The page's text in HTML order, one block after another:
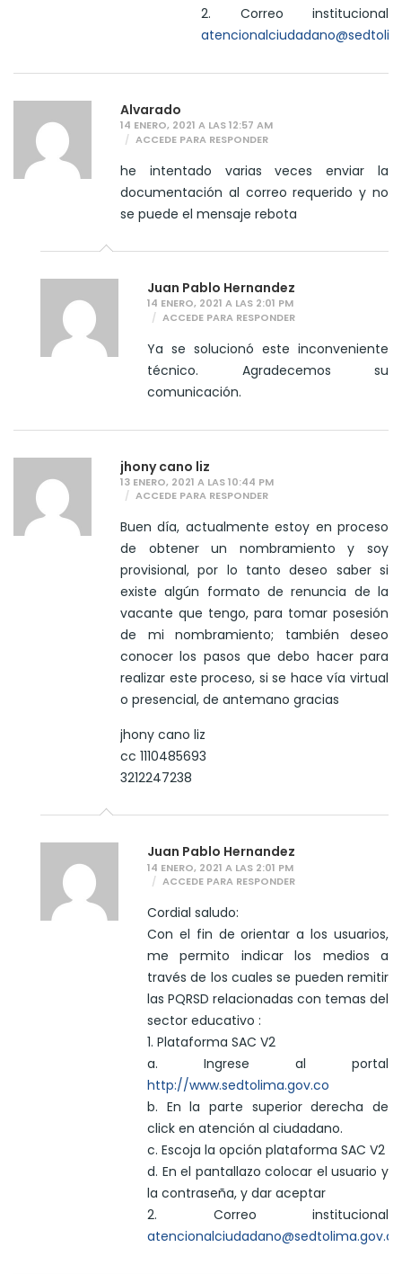
2. Correo institucional
Alvarado
14 ENERO, 2021 A LAS 12:57 AM
ACCEDE PARA RESPONDER
he intentado varias veces enviar la
documentación al correo requerido y no
se puede el mensaje rebota
Juan Pablo Hernandez
14 ENERO, 2021 A LAS 2:01 PM
ACCEDE PARA RESPONDER
Ya se solucionó este inconveniente
técnico. Agradecemos su
comunicación.
jhony cano liz
13 ENERO, 2021 A LAS 10:44 PM
ACCEDE PARA RESPONDER
Buen día, actualmente estoy en proceso
de obtener un nombramiento y soy
provisional, por lo tanto deseo saber si
existe algún formato de renuncia de la
vacante que tengo, para tomar posesión
de mi nombramiento; también deseo
conocer los pasos que debo hacer para
realizar este proceso, si se hace vía virtual
o presencial, de antemano gracias
jhony cano liz
cc 1110485693
3212247238
Juan Pablo Hernandez
14 ENERO, 2021 A LAS 2:01 PM
ACCEDE PARA RESPONDER
Cordial saludo:
Con el fin de orientar a los usuarios,
me permito indicar los medios a
través de los cuales se pueden remitir
las PQRSD relacionadas con temas del
sector educativo :
1. Plataforma SAC V2
a. Ingrese al portal
http://www.sedtolima.gov.co
b. En la parte superior derecha de
click en atención al ciudadano.
c. Escoja la opción plataforma SAC V2
d. En el pantallazo colocar el usuario y
la contraseña, y dar aceptar
2. Correo institucional
atencionalciudadano@sedtolima.gov.co